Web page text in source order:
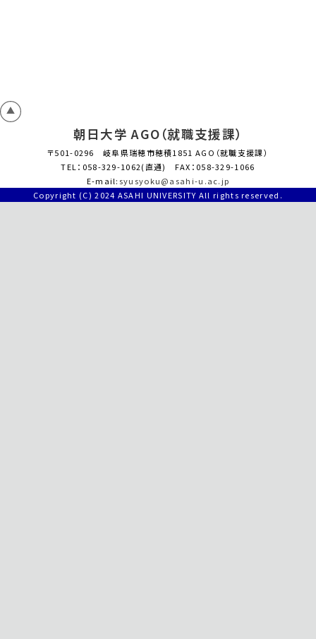
朝日大学 AGO（就職支援課）
〒501-0296 岐阜県瑞穂市穂積1851 AGO（就職支援課）
TEL：058-329-1062(直通) FAX：058-329-1066
E-mail: syusyoku@asahi-u.ac.jp
Copyright (C) 2024 ASAHI UNIVERSITY All rights reserved.